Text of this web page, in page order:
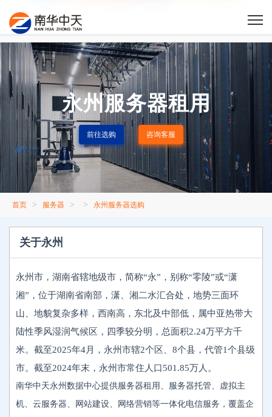
永州服务器租用
前往选购 咨询客服
首页 > 服务器 > > 永州服务器选购
关于永州
永州市，湖南省辖地级市，简称“永”，别称“零陵”或“潇
湘”，位于湖南省南部，潇、湘二水汇合处，地势三面环
山、地貌复杂多样，西南高，东北及中部低，属中亚热带大
陆性季风湿润气候区，四季较分明，总面积2.24万平方千
米。截至2025年4月，永州市辖2个区、8个县，代管1个县级
市。截至2024年末，永州市常住人口501.85万人。
南华中天永州数据中心提供服务器租用、服务器托管、虚拟主
机、云服务器、网站建设、网络营销等一体化电信服务，覆盖企